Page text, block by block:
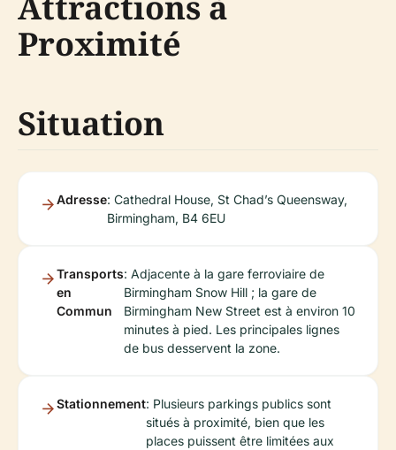
Proximité
Situation
Adresse: Cathedral House, St Chad’s Queensway,
Birmingham, B4 6EU
Transports
en
Commun
: Adjacente à la gare ferroviaire de
Birmingham Snow Hill ; la gare de
Birmingham New Street est à environ 10
minutes à pied. Les principales lignes
de bus desservent la zone.
Stationnement: Plusieurs parkings publics sont
situés à proximité, bien que les
places puissent être limitées aux